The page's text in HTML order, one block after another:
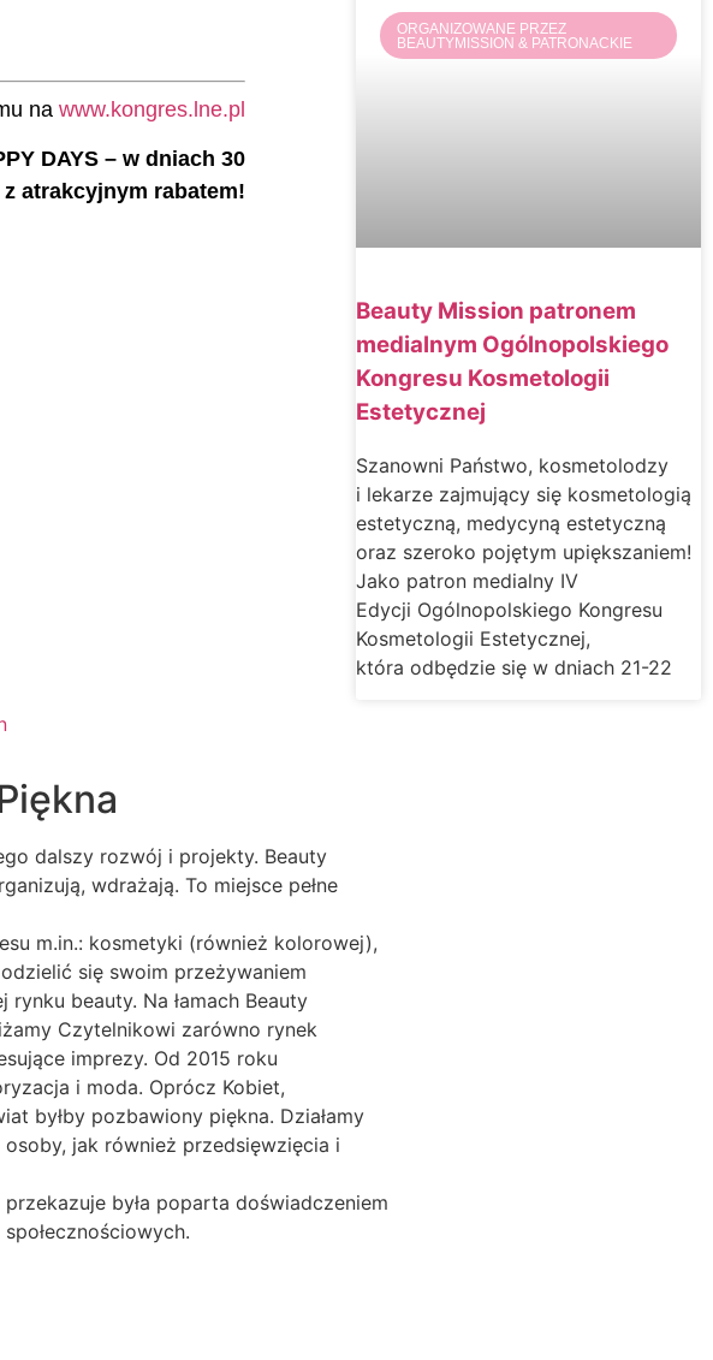
na www.kongres.lne.pl
DAYS – w dniach 30
atrakcyjnym rabatem!
ORGANIZOWANE PRZEZ
BEAUTYMISSION & PATRONACKIE
Beauty Mission patronem
medialnym Ogólnopolskiego
Kongresu Kosmetologii
Estetycznej
Szanowni Państwo, kosmetolodzy
i lekarze zajmujący się kosmetologią
estetyczną, medycyną estetyczną
oraz szeroko pojętym upiększaniem!
Jako patron medialny IV
Edycji Ogólnopolskiego Kongresu
Kosmetologii Estetycznej,
która odbędzie się w dniach 21-22
dalszy rozwój i projekty. Beauty
wdrażają. To miejsce pełne
m.in.: kosmetyki (również kolorowej),
się swoim przeżywaniem
beauty. Na łamach Beauty
Czytelnikowi zarówno rynek
imprezy. Od 2015 roku
i moda. Oprócz Kobiet,
byłby pozbawiony piękna. Działamy
jak również przedsięwzięcia i
była poparta doświadczeniem